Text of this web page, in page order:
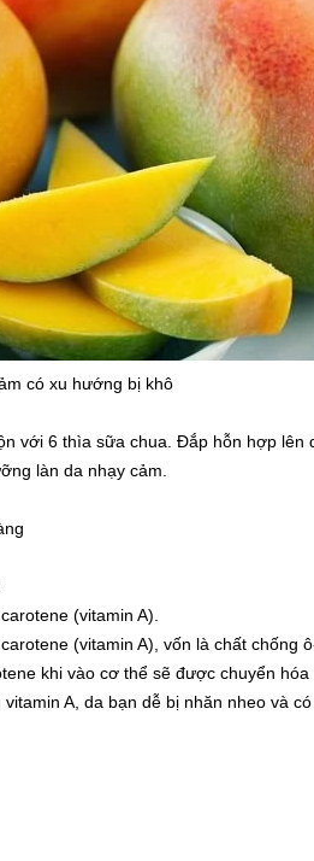
có xu hướng bị khô
với 6 thìa sữa chua. Đắp hỗn hợp
làn da nhạy cảm.
(vitamin A).
(vitamin A), vốn là chất chống
khi vào cơ thể sẽ được chuyển
A, da bạn dễ bị nhăn nheo và